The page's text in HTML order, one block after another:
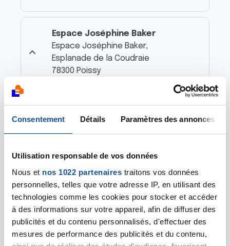
Consentement Détails Paramètres des annonces
Utilisation responsable de vos données
Nous et nos 1022 partenaires traitons vos données
personnelles, telles que votre adresse IP, en utilisant des
technologies comme les cookies pour stocker et accéder
à des informations sur votre appareil, afin de diffuser des
publicités et du contenu personnalisés, d'effectuer des
mesures de performance des publicités et du contenu,
Espace Joséphine Baker
Espace Joséphine Baker,
Esplanade de la Coudraie
78300 Poissy
Place du 19 mars 1962
Magny les Hameaux
Forum Armand Peugeot
45 Rue Jean Pierre Timbaud,
78300 Poissy
Galerie commerciale Sartrouville